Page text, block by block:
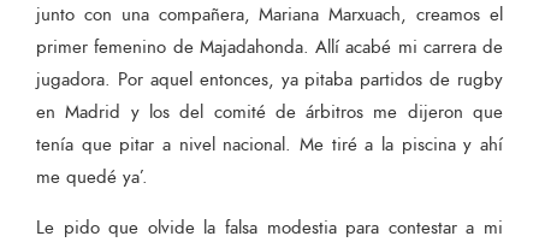
junto con una compañera, Mariana Marxuach, creamos el
primer femenino de Majadahonda. Allí acabé mi carrera de
jugadora. Por aquel entonces, ya pitaba partidos de rugby
en Madrid y los del comité de árbitros me dijeron que
tenía que pitar a nivel nacional. Me tiré a la piscina y ahí
me quedé ya’.
Le pido que olvide la falsa modestia para contestar a mi